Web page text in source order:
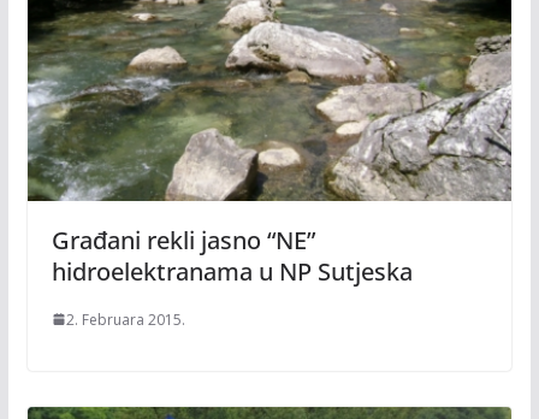
Građani rekli jasno “NE”
hidroelektranama u NP Sutjeska
2. Februara 2015.